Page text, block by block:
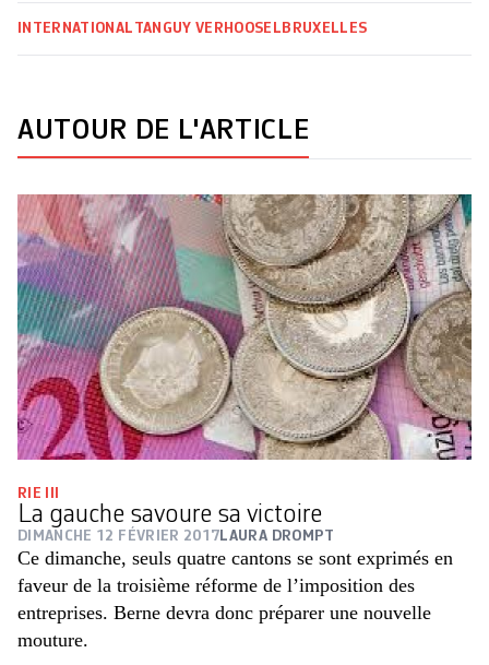
INTERNATIONAL TANGUY VERHOOSEL BRUXELLES
AUTOUR DE L'ARTICLE
RIE III
La gauche savoure sa victoire
DIMANCHE 12 FÉVRIER 2017 LAURA DROMPT
Ce dimanche, seuls quatre cantons se sont exprimés en
faveur de la troisième réforme de l’imposition des
entreprises. Berne devra donc préparer une nouvelle
mouture.